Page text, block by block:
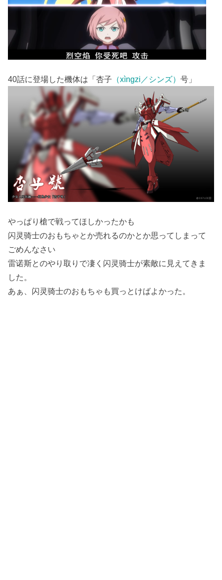
40話に登場した機体は「杏子 （xìngzi／シンズ）号」
やっぱり槍で戦ってほしかったかも
闪灵骑士のおもちゃとか売れるのかとか思ってしまって
ごめんなさい
雷诺斯とのやり取りで凄く闪灵骑士が素敵に見えてきま
した。
あぁ、闪灵骑士のおもちゃも買っとけばよかった。